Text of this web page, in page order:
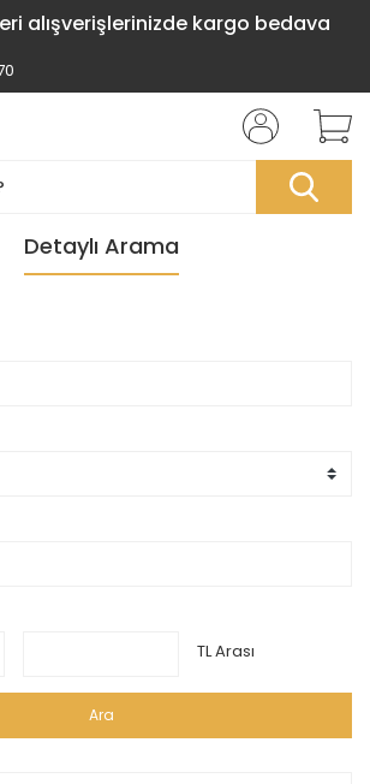
alışverişlerinizde kargo bedava
Detaylı Arama
TL Arası
Ara